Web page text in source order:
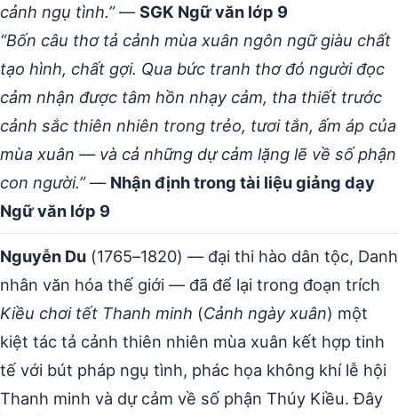
cảnh ngụ tình.”—SGK Ngữ văn lớp 9
“Bốn câu thơ tả cảnh mùa xuân ngôn ngữ giàu chất
tạo hình, chất gợi. Qua bức tranh thơ đó người đọc
cảm nhận được tâm hồn nhạy cảm, tha thiết trước
cảnh sắc thiên nhiên trong trẻo, tươi tắn, ấm áp của
mùa xuân — và cả những dự cảm lặng lẽ về số phận
con người.”— Nhận định trong tài liệu giảng dạy
Ngữ văn lớp 9
Nguyễn Du (1765–1820) — đại thi hào dân tộc, Danh
nhân văn hóa thế giới — đã để lại trong đoạn trích
Kiều chơi tết Thanh minh (Cảnh ngày xuân) một
kiệt tác tả cảnh thiên nhiên mùa xuân kết hợp tinh
tế với bút pháp ngụ tình, phác họa không khí lễ hội
Thanh minh và dự cảm về số phận Thúy Kiều. Đây